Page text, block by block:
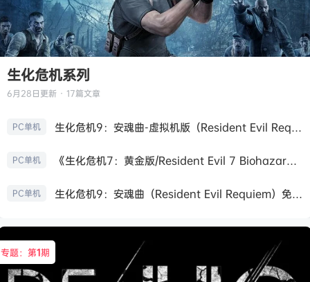
生化危机系列
6月28日更新 · 17篇文章
PC单机 生化危机9：安魂曲-虚拟机版（Resident Evil Requiem HYPERVISOR）免安装中文版
PC单机 《生化危机7：黄金版/Resident Evil 7 Biohazard》免安装中文版
PC单机 生化危机9：安魂曲（Resident Evil Requiem）免安装中文版
专题：第1期